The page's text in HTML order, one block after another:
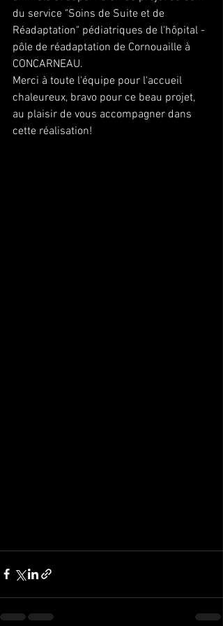
du service "Soins de Suite et de
Réadaptation" pédiatriques de l'hôpital -
pôle de réadaptation de Cornouaille à
CONCARNEAU.
Merci à toute l'équipe pour l'accueil
chaleureux, bravo pour ce beau projet,
au plaisir de vous accompagner dans
cette réalisation!